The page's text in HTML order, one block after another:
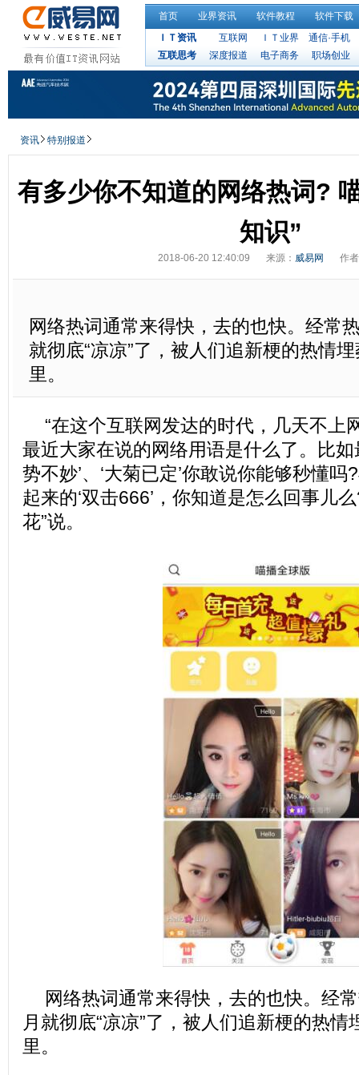
首页 业界资讯 软件教程
软件下载
ＩＴ资讯
互联网 ＩＴ业界
通信·手机
互联思考
深度报道 电子商务 职场创业
资讯 特别报道
有多少你不知道的网络热词?
知识”
2018-06-20 12:40:09 来源： 威易网 作
网络热词通常来得快，去的也快。经常
就彻底“凉凉”了，被人们追新梗的热情
里。
“在这个互联网发达的时代，几天不上
最近大家在说的网络用语是什么了。比如
势不妙’、‘大菊已定’你敢说你能够秒懂
起来的‘双击666’，你知道是怎么回事儿
花”说。
网络热词通常来得快，去的也快。经
月就彻底“凉凉”了，被人们追新梗的热
里。